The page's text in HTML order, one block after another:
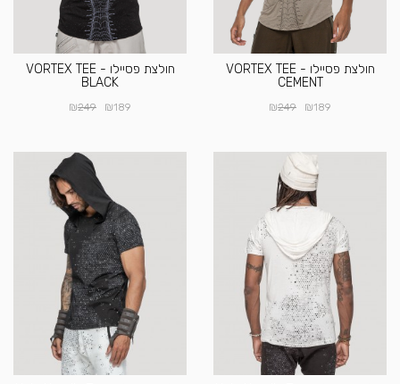
חולצת פסיילו VORTEX TEE -
CEMENT
₪189
₪249
חולצת פסיילו VORTEX TEE -
BLACK
₪189
₪249